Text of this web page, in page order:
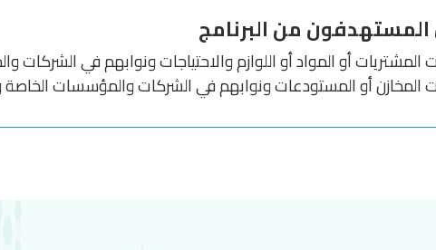
من البرنامج
المشتريات أو المواد أو اللوازم والاحتياجات ونوابهم في
المخازن أو المستودعات ونوابهم في الشركات والمؤسسات الخاصة